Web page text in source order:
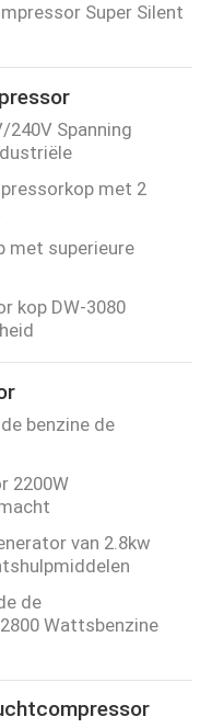
Super Silent
240V Spanning
met 2
met superieure
kop DW-3080
benzine de
2200W
van 2.8kw
de
Wattsbenzine